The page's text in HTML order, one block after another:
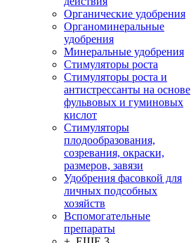
Органические удобрения
Органоминеральные
удобрения
Минеральные удобрения
Стимуляторы роста
Стимуляторы роста и
антистрессанты на основе
фульвовых и гуминовых
кислот
Стимуляторы
плодообразования,
созревания, окраски,
размеров, завязи
Удобрения фасовкой для
личных подсобных
хозяйств
Вспомогательные
препараты